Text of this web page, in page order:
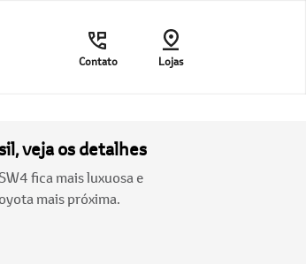
Contato Lojas
veja os detalhes
fica mais luxuosa e
mais próxima.